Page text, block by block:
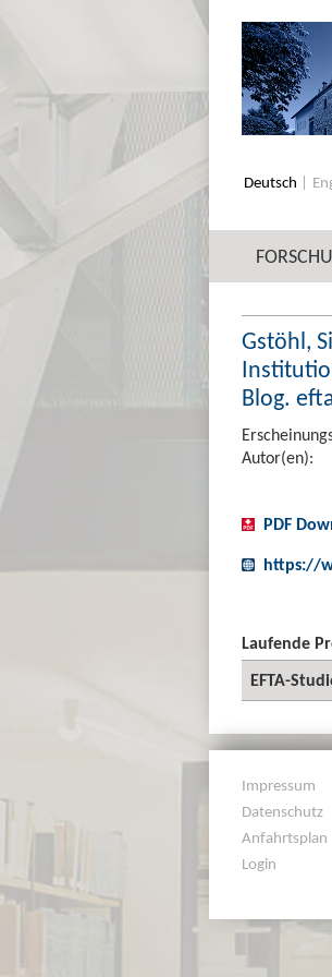
Deutsch
Gstöhl,
Blog.
Autor(en):
PDF
https://
Laufende
EFTA-
Impressum
Datenschutz
Anfahrtsplan
Login